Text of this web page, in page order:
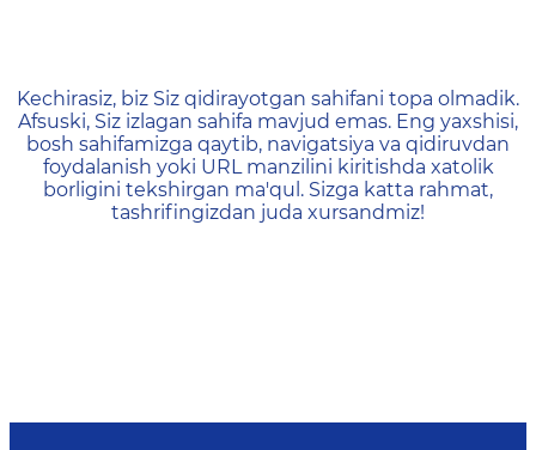
404 — Страница не
Kechirasiz, biz Siz qidirayotgan sahifani topa olmadik.
Afsuski, Siz izlagan sahifa mavjud emas. Eng yaxshisi,
bosh sahifamizga qaytib, navigatsiya va qidiruvdan
foydalanish yoki URL manzilini kiritishda xatolik
borligini tekshirgan ma'qul. Sizga katta rahmat,
tashrifingizdan juda xursandmiz!